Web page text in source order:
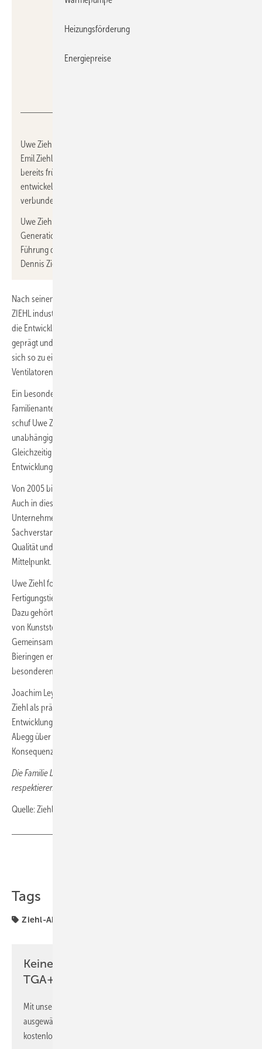
Uwe Ziehl wurde 1947 in Füssen als Enkel des Firmengründers
Emil Ziehl geboren. Aufgewachsen ist er in Künzelsau, wo er
bereits früh eine enge Verbindung zum Familienunternehmen
entwickelte. Zeit seines Lebens blieb er seiner Heimatregion eng
verbunden.
Uwe Ziehl hinterlässt seine Ehefrau und zwei Kinder. Er hat den
Generationenübergang langfristig vorbereitet und 2021 die
Führung des Unternehmens in die Hände seiner Kinder gelegt;
Dennis Ziehl ist seit Januar 2021 Aufsichtsratsvorsitzender.
Nach seinem Ingenieurstudium gründete Uwe Ziehl bereits 1967 die
ZIEHL industrie-elektronik GmbH in Schwäbisch Hall. Uwe Ziehl hat
die Entwicklung von Ziehl‑Abegg über Jahrzehnte maßgeblich
geprägt und entscheidend vorangetrieben. Ziehl-Abegg entwickelte
sich so zu einem weltweit tätigen Technologiekonzern für
Ventilatoren, Elektromotoren und Regeltechnik.
Ein besonderer Meilenstein war die Zusammenführung der
Familienanteile in einer gemeinsamen Holding. Mit diesem Schritt
schuf Uwe Ziehl die Grundlage dafür, dass Ziehl-Abegg sich als
unabhängiges Familienunternehmen erfolgreich am Markt entwickelt.
Gleichzeitig ermöglichte dies hohe Investitionen in Forschung,
Entwicklung und Produktion.
Von 2005 bis 2020 stand Uwe Ziehl an der Spitze des Aufsichtsrats.
Auch in dieser Funktion begleitete er die strategische Entwicklung des
Unternehmens mit großem Engagement und technischem
Sachverstand. Sein Denken war stets langfristig geprägt. Innovation,
Qualität und die Verbundenheit mit den Mitarbeitern standen dabei im
Mittelpunkt.
Uwe Ziehl forcierte über viele Jahre den konsequenten Ausbau der
Fertigungstiefe und der technologischen Kompetenz von Ziehl-Abegg.
Dazu gehörte unter anderem der Einstieg in die eigene Produktion
von Kunststoffkomponenten im Gewerbepark Hohenlohe.
Gemeinsam mit dem firmeneigenen Aluminiumguss in Schöntal-
Bieringen entstand so eine Fertigungsstruktur, die bis heute zu den
besonderen Stärken des Unternehmens zählt.
Joachim Ley, Vorstandsvorsitzender von Ziehl-Abegg, würdigt Uwe
Ziehl als prägende Unternehmerpersönlichkeit: „Uwe Ziehl hat die
Entwicklung von Ziehl-Abegg entscheidend mitgestaltet. Er hat Ziehl-
Abegg über Jahrzehnte mit klaren Entscheidungen und technischer
Konsequenz geprägt. Unser Mitgefühl gilt seiner Familie."
Die Familie bittet darum, ihre Privatsphäre in dieser Zeit zu
respektieren.
Quelle: Ziehl Abegg / ml
Tags
Ziehl-Abegg
Keine Zeit? Kein Problem mit dem
TGA+E Newsletter!
Mit unserem Newsletter erhalten Sie regelmäßig von uns
ausgewählte Informationen und Neuigkeiten, gebündelt und
kostenlos direkt ins Postfach.
Heizungsförderung
Energiepreise